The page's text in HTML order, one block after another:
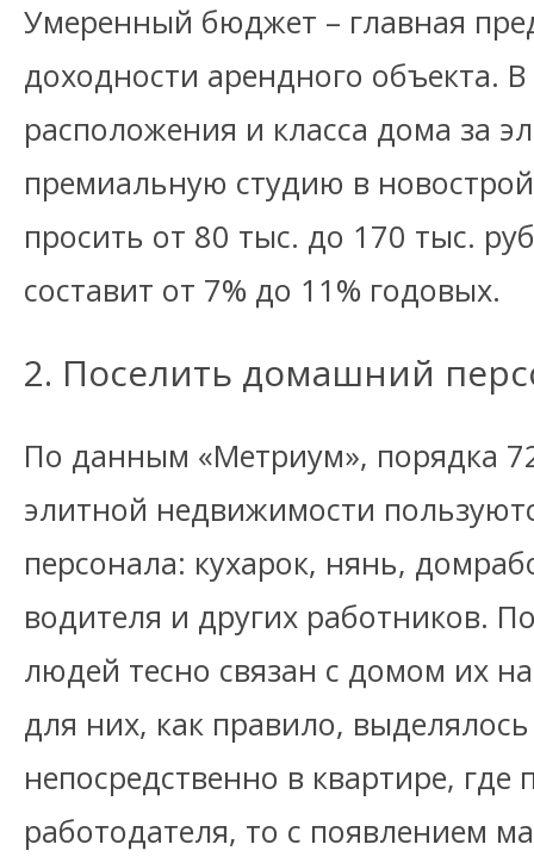
Умеренный бюджет – главная
доходности арендного объекта.
расположения и класса дома за
премиальную студию в
просить от 80 тыс. до 170 тыс.
составит от 7% до 11% годовых.
2. Поселить домашний
По данным «Метриум», порядка
элитной недвижимости
персонала: кухарок, нянь,
водителя и других работников.
людей тесно связан с домом их
для них, как правило,
непосредственно в квартире, где
работодателя, то с появлением